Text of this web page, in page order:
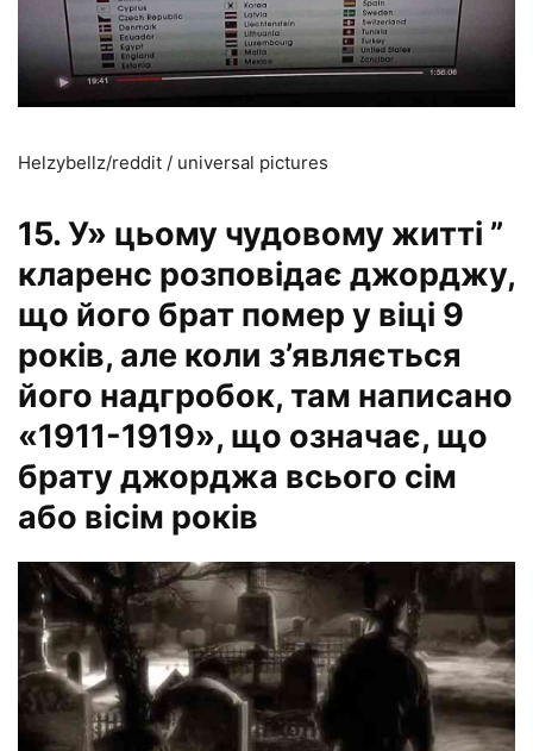
Helzybellz/reddit / universal pictures
15. У» цьому чудовому житті ”
кларенс розповідає джорджу,
що його брат помер у віці 9
років, але коли з’являється
його надгробок, там написано
«1911-1919», що означає, що
брату джорджа всього сім
або вісім років